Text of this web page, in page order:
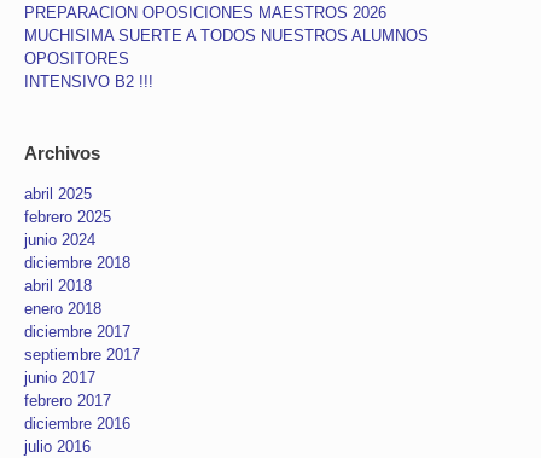
PREPARACION OPOSICIONES MAESTROS 2026
MUCHISIMA SUERTE A TODOS NUESTROS ALUMNOS
OPOSITORES
INTENSIVO B2 !!!
Archivos
abril 2025
febrero 2025
junio 2024
diciembre 2018
abril 2018
enero 2018
diciembre 2017
septiembre 2017
junio 2017
febrero 2017
diciembre 2016
julio 2016